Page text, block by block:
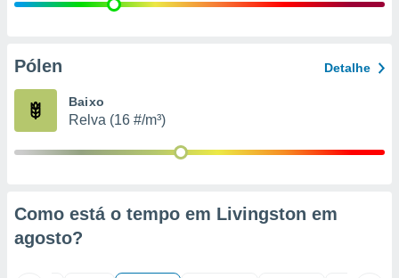
e
de
Pólen Detalhe
Baixo
Relva (16 #/m³)
Como está o tempo em Livingston em
agosto?